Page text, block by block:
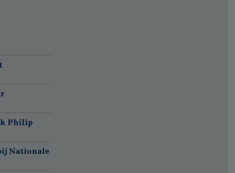
Philip
Nationale